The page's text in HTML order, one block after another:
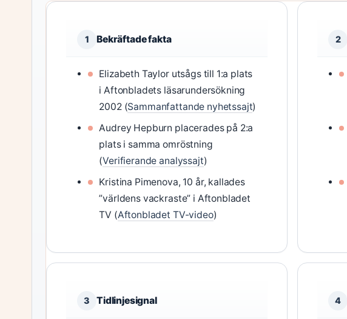
1 Bekräftade fakta
Elizabeth Taylor utsågs till 1:a plats
i Aftonbladets läsarundersökning
2002 (Sammanfattande nyhetssajt)
Audrey Hepburn placerades på 2:a
plats i samma omröstning
(Verifierande analyssajt)
Kristina Pimenova, 10 år, kallades
”världens vackraste” i Aftonbladet
TV (Aftonbladet TV-video)
2
3 Tidlinjesignal 4